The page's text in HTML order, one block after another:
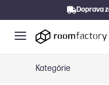
Doprava
Kategórie